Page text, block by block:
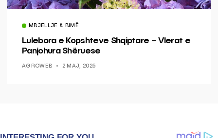
MBJELLJE & BIMË
Lulebora e Kopshteve Shqiptare – Vlerat e
Panjohura Shëruese
AGROWEB 2 MAJ, 2025